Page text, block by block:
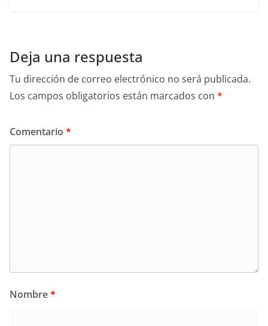
Deja una respuesta
Tu dirección de correo electrónico no será publicada.
Los campos obligatorios están marcados con *
Comentario *
Nombre*